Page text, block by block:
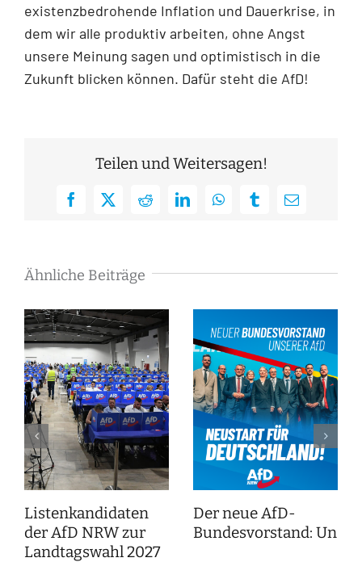
existenzbedrohende Inflation und Dauerkrise, in
dem wir alle produktiv arbeiten, ohne Angst
unsere Meinung sagen und optimistisch in die
Zukunft blicken können. Dafür steht die AfD!
Teilen und Weitersagen!
Facebook
X RedditLinkedInWhatsAppTumblrE-
Ähnliche Beiträge
Listenkandidaten
der AfD NRW zur
Landtagswahl 2027
Der neue AfD-
Bundesvorstand: